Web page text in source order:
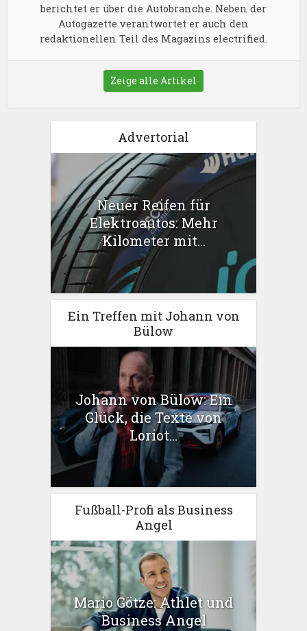
berichtet er über die Autobranche. Neben der
Autogazette verantwortet er auch den
redaktionellen Teil des Magazins electrified.
Zeige alle Artikel
Advertorial
Neuer Reifen für
Elektroautos: Mehr
Kilometer mit...
Ein Treffen mit Johann von
Bülow
Johann von Bülow: Ein
Glück, die Texte von
Loriot...
Fußball-Profi als Business
Angel
Mario Götze: Athlet und
Business Angel